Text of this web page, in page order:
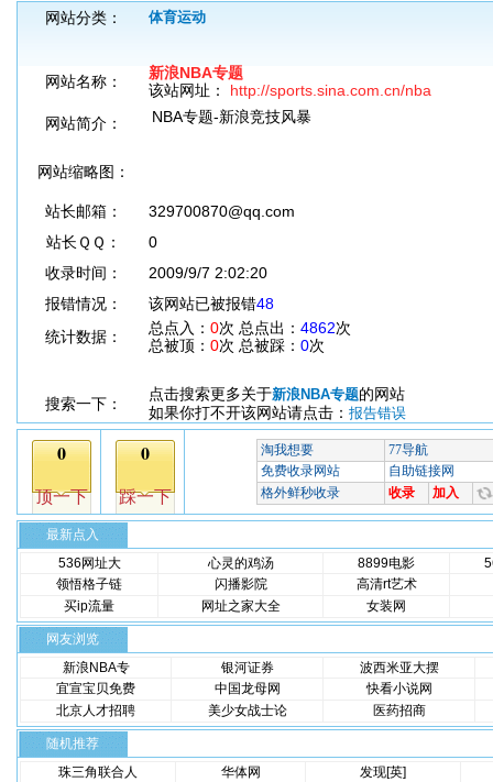
网站分类： 体育运动
网站名称：
新浪NBA专题
该站网址： http://sports.sina.com.cn/nba
网站简介：
NBA专题-新浪竞技风暴
网站缩略图：
站长邮箱：
329700870@qq.com
站长ＱＱ：
0
收录时间：
2009/9/7 2:02:20
报错情况：
该网站已被报错48
统计数据：
总点入： 0次 总点出： 4862次
总被顶： 0次 总被踩： 0次
搜索一下：
点击搜索更多关于新浪NBA专题的网站
如果你打不开该网站请点击： 报告错误
最新点入
536网址大
心灵的鸡汤 8899电影
领悟格子链
闪播影院
高清rt艺术
买ip流量
网址之家大全 女装网
网友浏览
新浪NBA专
银河证券
波西米亚大摆
宜宣宝贝免费
中国龙母网
快看小说网
北京人才招聘
美少女战士论 医药招商
随机推荐
珠三角联合人
华体网
发现[英]